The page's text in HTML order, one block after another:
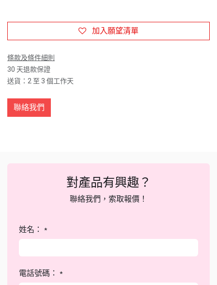
加入願望清單
條款及條件細則
30 天退款保證
送貨：2 至 3 個工作天
聯絡我們
對產品有興趣？
聯絡我們，索取報價！
姓名： *
電話號碼： *